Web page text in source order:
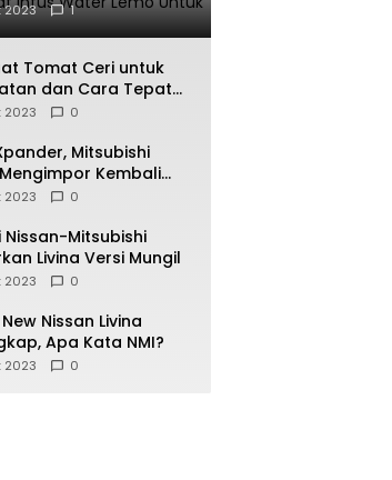
2023 1
Tomat Ceri untuk
dan Cara Tepat
2023 0
Mitsubishi
Kembali
2023 0
Nissan-Mitsubishi
Livina Versi Mungil
2023 0
Nissan Livina
Apa Kata NMI?
2023 0